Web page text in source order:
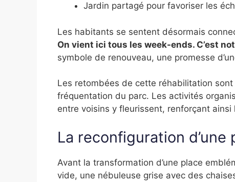
Jardin partagé pour favoriser les
Les habitants se sentent désormais
On vient ici tous les week-ends. C’est
symbole de renouveau, une promesse
Les retombées de cette réhabilitation
fréquentation du parc. Les activités
entre voisins y fleurissent, renforçant
La reconfiguration d’une
Avant la transformation d’une place
vide, une nébuleuse grise avec des